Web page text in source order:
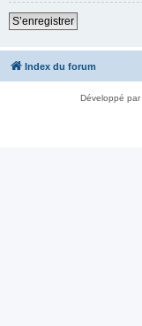
S’enregistrer
Index du forum
Développé par